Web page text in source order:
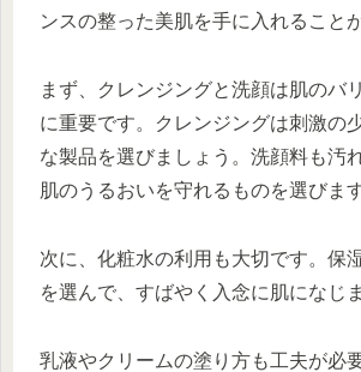
ンスの整った美肌を手に入れること
まず、クレンジングと洗顔は肌のバ
に重要です。クレンジングは刺激の
な製品を選びましょう。洗顔料も汚
肌のうるおいを守れるものを選びます
次に、化粧水の利用も大切です。保
を選んで、すばやく入念に肌になじ
乳液やクリームの塗り方も工夫が必